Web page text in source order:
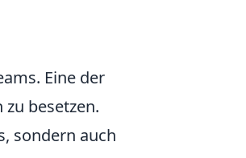
Eine der
besetzen.
sondern auch